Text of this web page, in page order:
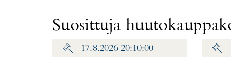
Suosittuja
17.8.2026 20:10:00